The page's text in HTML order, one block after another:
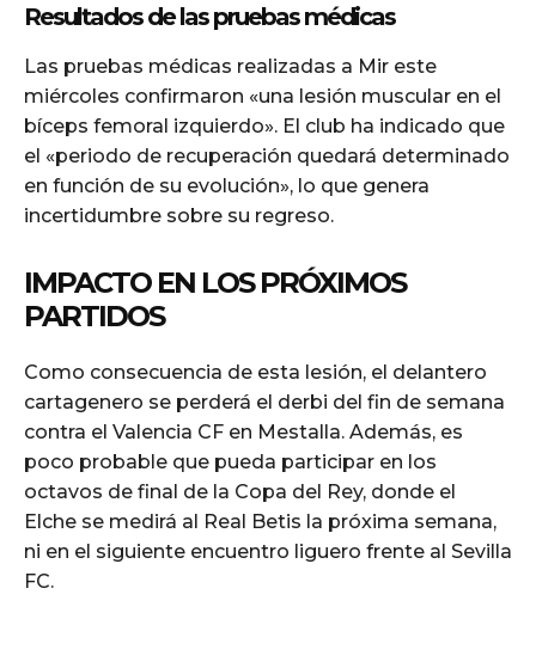
Resultados de las pruebas médicas
Las pruebas médicas realizadas a Mir este
miércoles confirmaron «una lesión muscular en el
bíceps femoral izquierdo». El club ha indicado que
el «periodo de recuperación quedará determinado
en función de su evolución», lo que genera
incertidumbre sobre su regreso.
IMPACTO EN LOS PRÓXIMOS
PARTIDOS
Como consecuencia de esta lesión, el delantero
cartagenero se perderá el derbi del fin de semana
contra el Valencia CF en Mestalla. Además, es
poco probable que pueda participar en los
octavos de final de la Copa del Rey, donde el
Elche se medirá al Real Betis la próxima semana,
ni en el siguiente encuentro liguero frente al Sevilla
FC.